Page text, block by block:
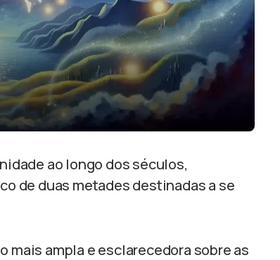
ao longo dos séculos,
de duas metades destinadas a se
mais ampla e esclarecedora sobre as